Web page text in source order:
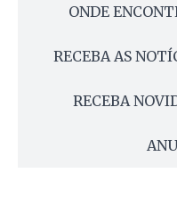
ONDE
RECEBA AS
RECEBA